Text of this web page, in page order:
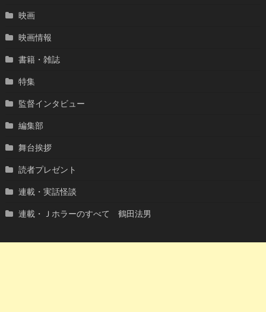
映画
映画情報
書籍・雑誌
特集
監督インタビュー
編集部
舞台挨拶
読者プレゼント
連載・実話怪談
連載・Ｊホラーのすべて 鶴田法男